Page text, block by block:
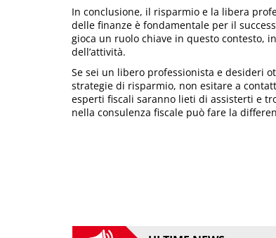
In conclusione, il risparmio e la libera
delle finanze è fondamentale per il
gioca un ruolo chiave in questo contesto,
dell’attività.
Se sei un libero professionista e desideri
strategie di risparmio, non esitare a
esperti fiscali saranno lieti di assisterti e
nella consulenza fiscale può fare la